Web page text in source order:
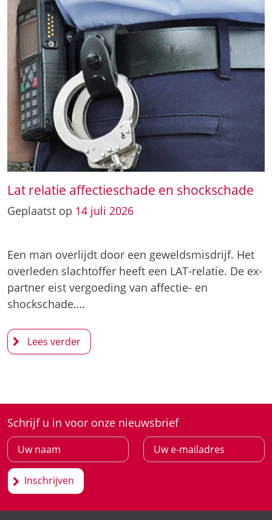
Lat relatie affectieschade en shockschade
Geplaatst op 14 juli 2026
Een man overlijdt door een geweldsmisdrijf. Het
overleden slachtoffer heeft een LAT-relatie. De ex-
partner eist vergoeding van affectie- en
shockschade….
Schrijf u in voor onze nieuwsbrief
Inschrijven